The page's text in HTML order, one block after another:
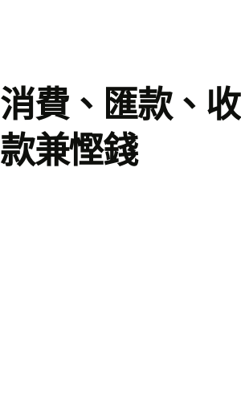
消費、匯款、收
款兼慳錢